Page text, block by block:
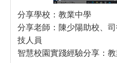
分享學校：教業中學
分享老師：陳少陽助校、
技人員
智慧校園實踐經驗分享：